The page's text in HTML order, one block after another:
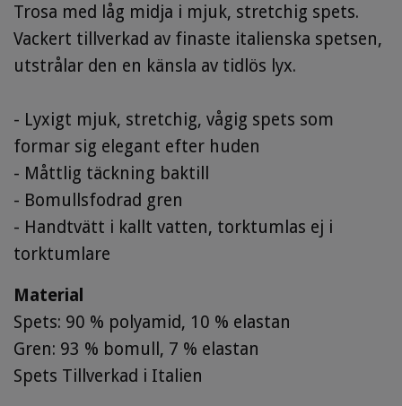
Trosa med låg midja i mjuk, stretchig spets.
Vackert tillverkad av finaste italienska spetsen,
utstrålar den en känsla av tidlös lyx.
- Lyxigt mjuk, stretchig, vågig spets som
formar sig elegant efter huden
- Måttlig täckning baktill
- Bomullsfodrad gren
- Handtvätt i kallt vatten, torktumlas ej i
torktumlare
Material
Spets: 90 % polyamid, 10 % elastan
Gren: 93 % bomull, 7 % elastan
Spets Tillverkad i Italien